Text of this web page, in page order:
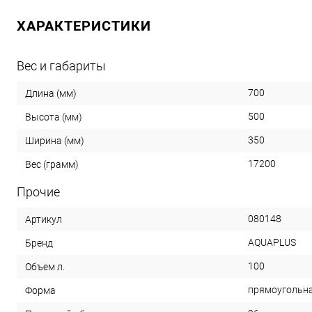
ХАРАКТЕРИСТИКИ
Вес и габариты
Длина (мм) 700
Высота (мм) 500
Ширина (мм) 350
Вес (грамм) 17200
Прочие
Артикул 080148
Бренд AQUAPLUS
Объем л. 100
Форма